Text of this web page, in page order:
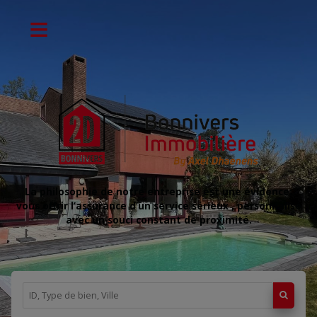
La philosophie de notre entreprise est une évidence:
vous offrir l’assurance d’un service sérieux , personnalisé
avec un souci constant de proximité.